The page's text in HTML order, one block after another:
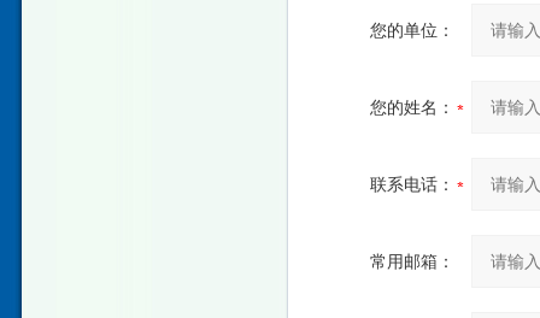
您的单位：
您的姓名：
联系电话：
常用邮箱：